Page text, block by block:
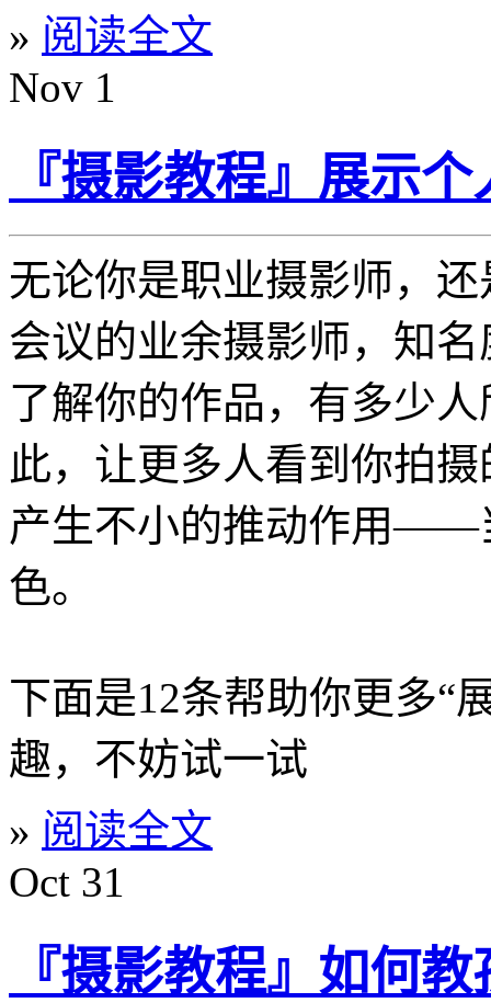
» 阅读全文
Nov 1
『摄影教程』展示
无论你是职业摄影师，
会议的业余摄影师，知
了解你的作品，有多少
此，让更多人看到你拍
产生不小的推动作用——
色。
下面是12条帮助你更多“
趣，不妨试一试
» 阅读全文
Oct 31
『摄影教程』如何